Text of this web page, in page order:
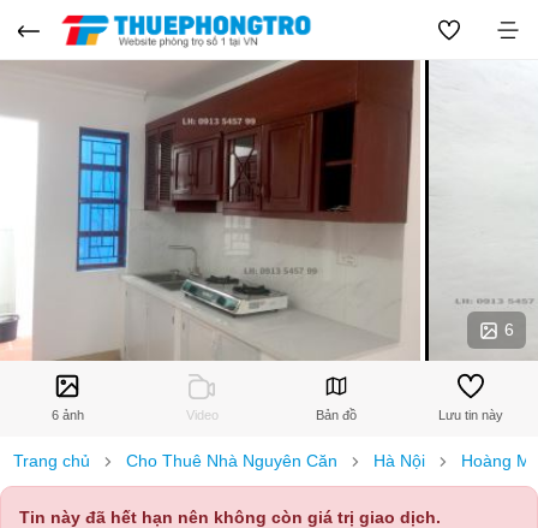
6
6 ảnh Video Bản đồ Lưu tin này
Trang chủ Cho Thuê Nhà Nguyên Căn Hà Nội Hoàng
Tin này đã hết hạn nên không còn giá trị giao dịch.